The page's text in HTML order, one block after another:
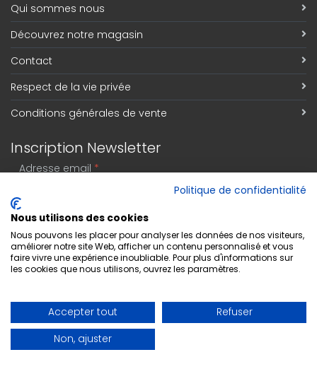
Qui sommes nous
Découvrez notre magasin
Contact
Respect de la vie privée
Conditions générales de vente
Inscription Newsletter
Adresse email *
S'abonner
Politique de confidentialité
Nous utilisons des cookies
Nous pouvons les placer pour analyser les données de nos visiteurs,
améliorer notre site Web, afficher un contenu personnalisé et vous
faire vivre une expérience inoubliable. Pour plus d'informations sur
les cookies que nous utilisons, ouvrez les paramètres.
Accepter tout
Refuser
Non, ajuster